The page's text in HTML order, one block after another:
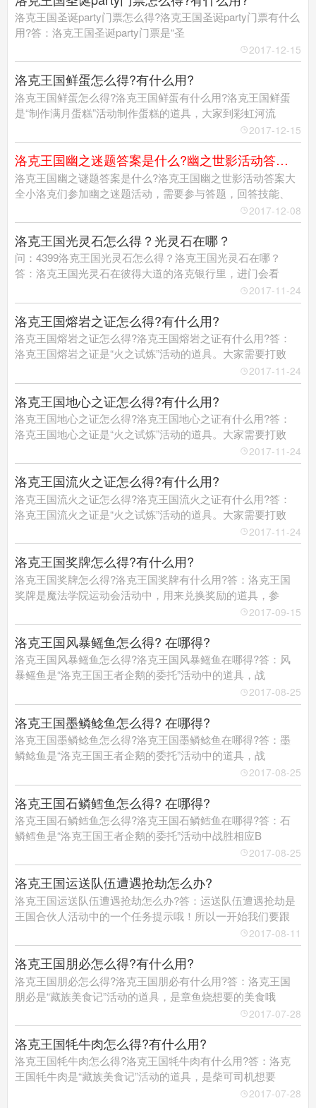
洛克王国圣诞party门票怎么得?洛克王国圣诞party门票有什么
用?答：洛克王国圣诞party门票是“圣
2017-12-15
洛克王国鲜蛋怎么得?有什么用?
洛克王国鲜蛋怎么得?洛克王国鲜蛋有什么用?洛克王国鲜蛋
是“制作满月蛋糕”活动制作蛋糕的道具，大家到彩虹河流
2017-12-15
洛克王国幽之迷题答案是什么?幽之世影活动答案大全
洛克王国幽之谜题答案是什么?洛克王国幽之世影活动答案大
全小洛克们参加幽之迷题活动，需要参与答题，回答技能、
2017-12-08
洛克王国光灵石怎么得？光灵石在哪？
问：4399洛克王国光灵石怎么得？洛克王国光灵石在哪？
答：洛克王国光灵石在彼得大道的洛克银行里，进门会看
2017-11-24
洛克王国熔岩之证怎么得?有什么用?
洛克王国熔岩之证怎么得?洛克王国熔岩之证有什么用?答：
洛克王国熔岩之证是“火之试炼”活动的道具。大家需要打败
2017-11-24
洛克王国地心之证怎么得?有什么用?
洛克王国地心之证怎么得?洛克王国地心之证有什么用?答：
洛克王国地心之证是“火之试炼”活动的道具。大家需要打败
2017-11-24
洛克王国流火之证怎么得?有什么用?
洛克王国流火之证怎么得?洛克王国流火之证有什么用?答：
洛克王国流火之证是“火之试炼”活动的道具。大家需要打败
2017-11-24
洛克王国奖牌怎么得?有什么用?
洛克王国奖牌怎么得?洛克王国奖牌有什么用?答：洛克王国
奖牌是魔法学院运动会活动中，用来兑换奖励的道具，参
2017-09-15
洛克王国风暴鳐鱼怎么得? 在哪得?
洛克王国风暴鳐鱼怎么得?洛克王国风暴鳐鱼在哪得?答：风
暴鳐鱼是“洛克王国王者企鹅的委托”活动中的道具，战
2017-08-25
洛克王国墨鳞鲶鱼怎么得? 在哪得?
洛克王国墨鳞鲶鱼怎么得?洛克王国墨鳞鲶鱼在哪得?答：墨
鳞鲶鱼是“洛克王国王者企鹅的委托”活动中的道具，战
2017-08-25
洛克王国石鳞鳕鱼怎么得? 在哪得?
洛克王国石鳞鳕鱼怎么得?洛克王国石鳞鳕鱼在哪得?答：石
鳞鳕鱼是“洛克王国王者企鹅的委托”活动中战胜相应B
2017-08-25
洛克王国运送队伍遭遇抢劫怎么办?
洛克王国运送队伍遭遇抢劫怎么办?答：运送队伍遭遇抢劫是
王国合伙人活动中的一个任务提示哦！所以一开始我们要跟
2017-08-11
洛克王国朋必怎么得?有什么用?
洛克王国朋必怎么得?洛克王国朋必有什么用?答：洛克王国
朋必是“藏族美食记”活动的道具，是章鱼烧想要的美食哦
2017-07-28
洛克王国牦牛肉怎么得?有什么用?
洛克王国牦牛肉怎么得?洛克王国牦牛肉有什么用?答：洛克
王国牦牛肉是“藏族美食记”活动的道具，是柴可司机想要
2017-07-28